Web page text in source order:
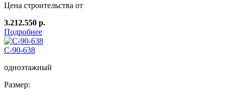
Цена строительства от
3.212.550 р.
Подробнее
С-90-638
одноэтажный
Размер: